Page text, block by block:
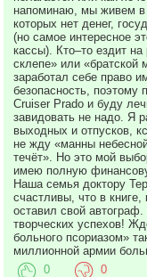
напоминаю, мы живем в
которых нет денег,
(но самое интересное
кассы). Кто–то ездит
склепе» или
заработал себе право
безопасность, поэтому
Cruiser Prado и буду
завидовать не надо. Я
выходных и отпусков,
не жду «манны
течёт». Но это мой
имею полную
Наша семья доктору
счастливы, что в
оставил свой
творческих успехов!
больного псориазом»
миллионной армии
0 0